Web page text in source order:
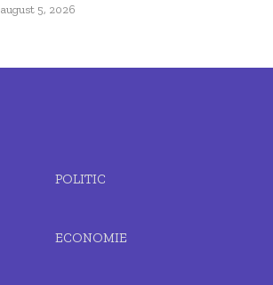
august 5, 2026
POLITIC
ECONOMIE